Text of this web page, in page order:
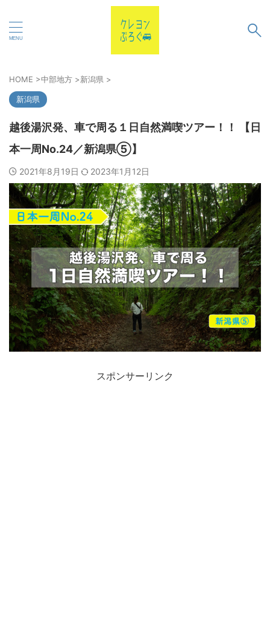
HOME >中部地方 >新潟県 >
新潟県
越後湯沢発、車で周る１日自然満喫ツアー！！ 【日
本一周No.24／新潟県⑤】
2021年8月19日 2023年1月12日
スポンサーリンク